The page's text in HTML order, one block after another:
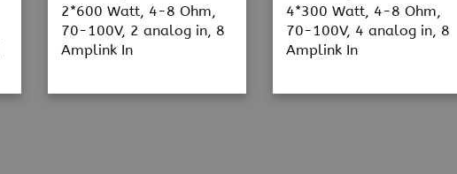
2*600 Watt, 4-8 Ohm,
70-100V, 2 analog in, 8
Amplink In
4*300 Watt, 4-8 Ohm,
70-100V, 4 analog in, 8
Amplink In